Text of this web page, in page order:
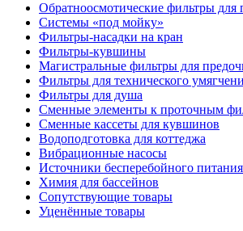
Обратноосмотические фильтры для
Системы «под мойку»
Фильтры-насадки на кран
Фильтры-кувшины
Магистральные фильтры для
Фильтры для технического
Фильтры для душа
Сменные элементы к проточным
Сменные кассеты для кувшинов
Водоподготовка для коттеджа
Вибрационные насосы
Источники бесперебойного
Химия для бассейнов
Сопутствующие товары
Уценённые товары